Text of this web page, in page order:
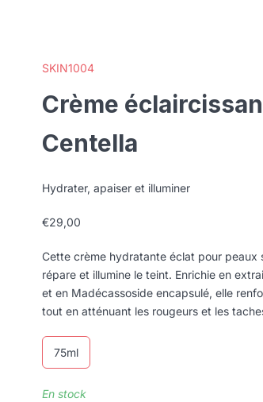
SKIN1004
Crème
Centella
Hydrater, apaiser et illuminer
Prix de vente
€29,00
Cette crème hydratante éclat pour peaux
répare et illumine le teint. Enrichie en
et en Madécassoside encapsulé, elle
tout en atténuant les rougeurs et les
75ml
En stock